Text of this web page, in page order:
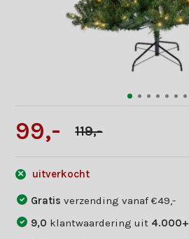
99,- 119,-
uitverkocht
Gratisverzending vanaf €49,-
9,0 klantwaardering uit 4.000+